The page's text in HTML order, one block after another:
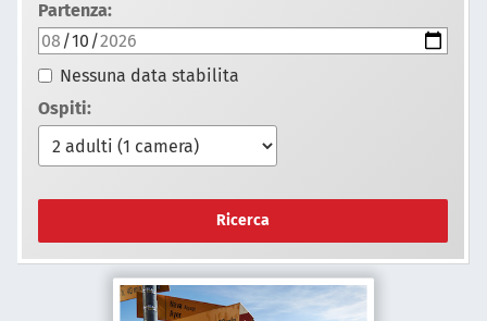
Partenza:
Nessuna data stabilita
Ospiti:
Ricerca